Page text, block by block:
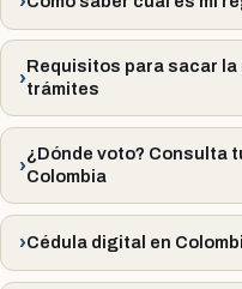
Requisitos para sacar la
trámites
¿Dónde voto? Consulta
Colombia
Cédula digital en